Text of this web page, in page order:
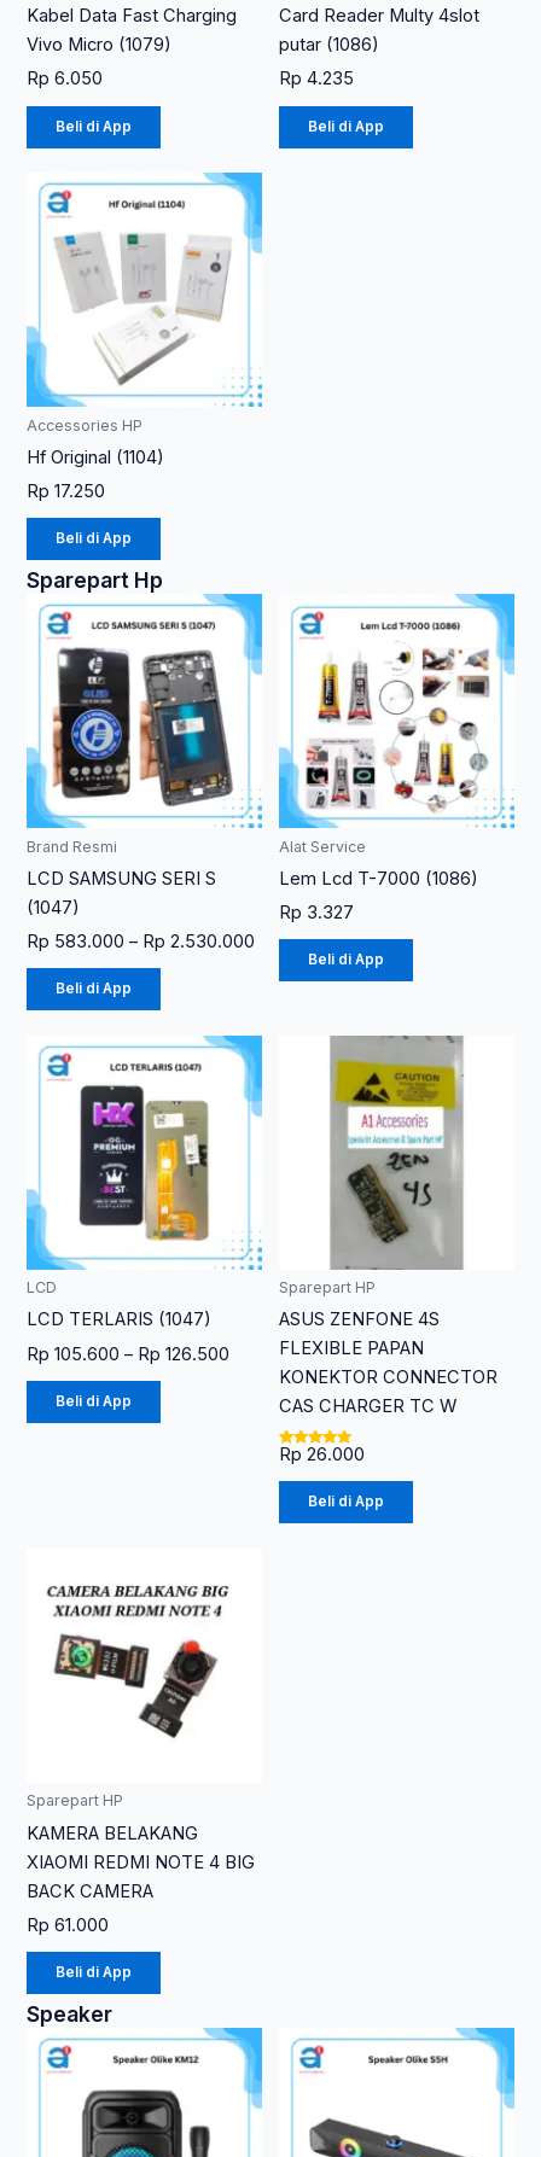
Kabel Data Fast Charging
Vivo Micro (1079)
Rp 6.050
Beli di App
Card Reader Multy 4slot
putar (1086)
Rp 4.235
Beli di App
Accessories HP
Hf Original (1104)
Rp 17.250
Beli di App
Produk
ini
memiliki
beberapa
varian.
Pilihan
ini
dapat
di
Sparepart Hp
Brand Resmi
LCD SAMSUNG SERI S
(1047)
Rp 583.000 – Rp 2.530.000
Rentang
harga:
Rp 583.000
hingga
Rp 2.530.000
Beli di App
Produk
ini
memiliki
beberapa
varian.
Pilihan
ini
dapat
di
Alat Service
Lem Lcd T-7000 (1086)
Rp 3.327
Beli di App
Produk
ini
memiliki
beberapa
varian.
Pilihan
ini
dapat
di
LCD
LCD TERLARIS (1047)
Rp 105.600 – Rp 126.500
Rentang
harga:
Rp 105.600
hingga
Beli di App
Produk
ini
memiliki
beberapa
varian.
Pilihan
ini
di
produk
Sparepart HP
ASUS ZENFONE 4S
FLEXIBLE PAPAN
KONEKTOR CONNECTOR
CAS CHARGER TC W
Dinilai
dari 5
Rp 26.000
Beli di App
Sparepart HP
KAMERA BELAKANG
XIAOMI REDMI NOTE 4 BIG
BACK CAMERA
Rp 61.000
Beli di App
Speaker